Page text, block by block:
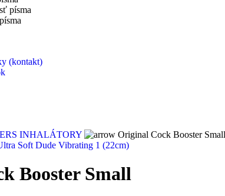
(kontakt)
INHALÁTORY
Original Cock Booster Small
Soft Dude Vibrating 1 (22cm)
Booster Small